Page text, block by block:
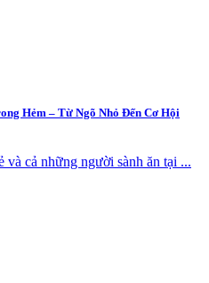
Hẻm – Từ Ngõ Nhỏ Đến Cơ Hội
cả những người sành ăn tại ...